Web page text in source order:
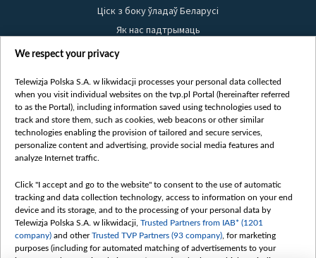
Ціск з боку ўладаў Беларусі
Як нас падтрымаць
Правілы выкарыстання матэрыялаў
Бяспека
Youtube
Белсат news
Белсат Shorts
Жэстачайшы мульт
Belsat English
Biełsat PL
Белсат Now
We respect your privacy
Telewizja Polska S.A. w likwidacji processes your personal data collected
when you visit individual websites on the tvp.pl Portal (hereinafter referred
to as the Portal), including information saved using technologies used to
track and store them, such as cookies, web beacons or other similar
technologies enabling the provision of tailored and secure services,
personalize content and advertising, provide social media features and
analyze Internet traffic.
Click "I accept and go to the website" to consent to the use of automatic
tracking and data collection technology, access to information on your end
device and its storage, and to the processing of your personal data by
Telewizja Polska S.A. w likwidacji, Trusted Partners from IAB* (1201
company) and otherTrusted TVP Partners (93 company) , for marketing
purposes (including for automated matching of advertisements to your